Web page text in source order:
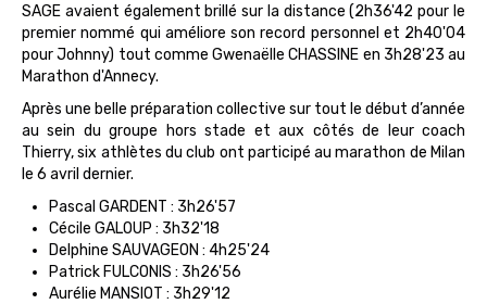
SAGE avaient également brillé sur la distance (2h36'42 pour le
premier nommé qui améliore son record personnel et 2h40'04
pour Johnny) tout comme Gwenaëlle CHASSINE en 3h28'23 au
Marathon d'Annecy.
Après une belle préparation collective sur tout le début d’année
au sein du groupe hors stade et aux côtés de leur coach
Thierry, six athlètes du club ont participé au marathon de Milan
le 6 avril dernier.
Pascal GARDENT : 3h26'57
Cécile GALOUP : 3h32'18
Delphine SAUVAGEON : 4h25'24
Patrick FULCONIS : 3h26'56
Aurélie MANSIOT : 3h29'12